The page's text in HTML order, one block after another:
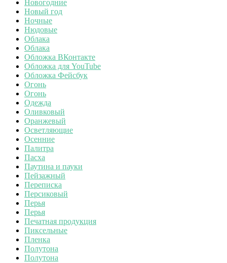
Новогодние
Новый год
Ночные
Нюдовые
Облака
Облака
Обложка ВКонтакте
Обложка для YouTube
Обложка Фейсбук
Огонь
Огонь
Одежда
Оливковый
Оранжевый
Осветляющие
Осенние
Палитра
Пасха
Паутина и пауки
Пейзажный
Переписка
Персиковый
Перья
Перья
Печатная продукция
Пиксельные
Пленка
Полутона
Полутона